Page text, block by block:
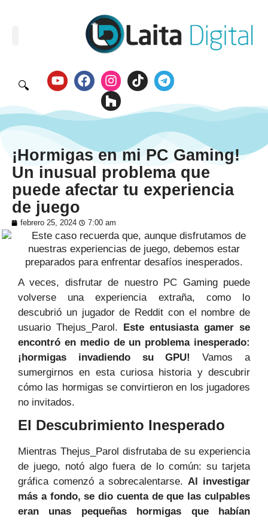
🔍
¡Hormigas en mi PC Gaming!
Un inusual problema que
puede afectar tu experiencia
de juego
febrero 25, 2024 7:00 am
A veces, disfrutar de nuestro PC Gaming puede
volverse una experiencia extraña, como lo
descubrió un jugador de Reddit con el nombre de
usuario Thejus_Parol.
Este entusiasta gamer se
encontró en medio de un problema inesperado:
¡hormigas invadiendo su GPU!
Vamos a
sumergirnos en esta curiosa historia y descubrir
cómo las hormigas se convirtieron en los jugadores
no invitados.
El Descubrimiento Inesperado
Mientras Thejus_Parol disfrutaba de su experiencia
de juego, notó algo fuera de lo común: su tarjeta
gráfica comenzó a sobrecalentarse.Al investigar
más a fondo, se dio cuenta de que las culpables
eran unas pequeñas hormigas que habían